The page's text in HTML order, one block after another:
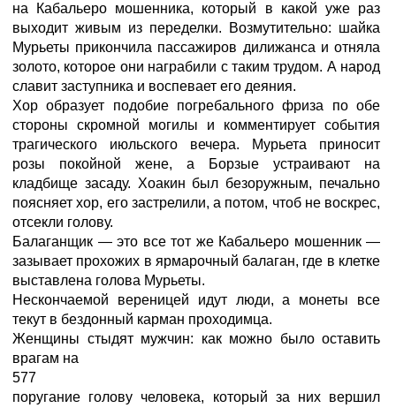
на Кабальеро мошенника, который в какой уже раз
выходит живым из переделки. Возмутительно: шайка
Мурьеты прикончила пассажиров дилижанса и отняла
золото, которое они награбили с таким трудом. А народ
славит заступника и воспевает его деяния.
Хор образует подобие погребального фриза по обе
стороны скромной могилы и комментирует события
трагического июльского вечера. Мурьета приносит
розы покойной жене, а Борзые устраивают на
кладбище засаду. Хоакин был безоружным, печально
поясняет хор, его застрелили, а потом, чтоб не воскрес,
отсекли голову.
Балаганщик — это все тот же Кабальеро мошенник —
зазывает прохожих в ярмарочный балаган, где в клетке
выставлена голова Мурьеты.
Нескончаемой вереницей идут люди, а монеты все
текут в бездонный карман проходимца.
Женщины стыдят мужчин: как можно было оставить
врагам на
577
поругание голову человека, который за них вершил